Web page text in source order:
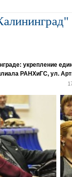
укрепление
РАНХиГС, ул.